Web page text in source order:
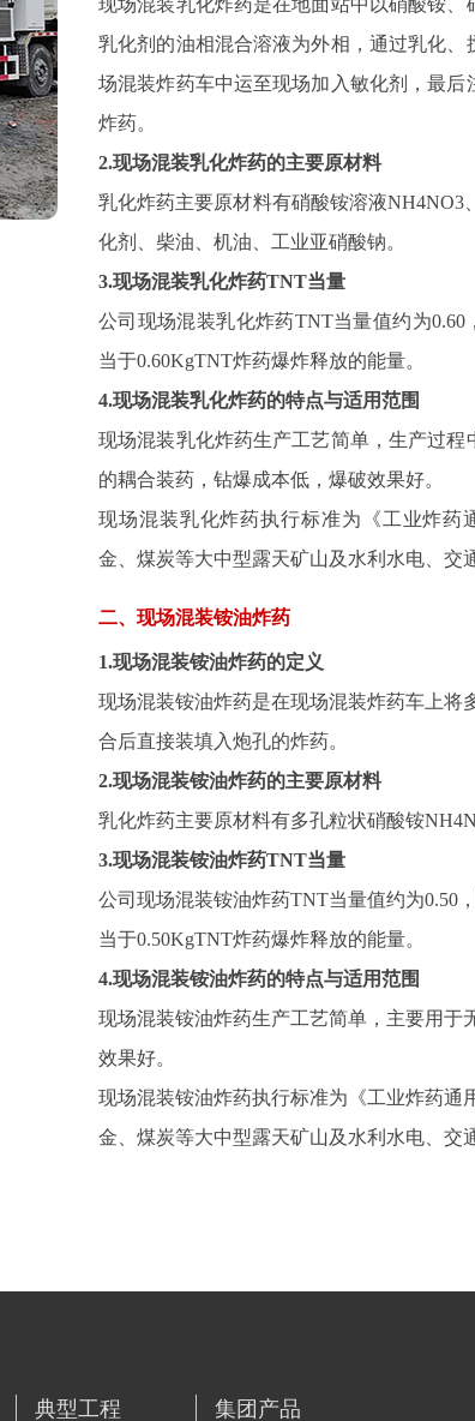
现场混装乳化炸药是在地面站中以硝酸铵、
乳化剂的油相混合溶液为外相，通过乳化
场混装炸药车中运至现场加入敏化剂，最
炸药。
2.现场混装乳化炸药的主要原材料
乳化炸药主要原材料有硝酸铵溶液NH4NO3
化剂、柴油、机油、工业亚硝酸钠。
3.现场混装乳化炸药TNT当量
公司现场混装乳化炸药TNT当量值约为
当于0.60KgTNT炸药爆炸释放的能量。
4.现场混装乳化炸药的特点与适用范围
现场混装乳化炸药生产工艺简单，生产过
的耦合装药，钻爆成本低，爆破效果好。
现场混装乳化炸药执行标准为《工业炸药
金、煤炭等大中型露天矿山及水利水电、交
二、现场混装铵油炸药
1.现场混装铵油炸药的定义
现场混装铵油炸药是在现场混装炸药车上将
合后直接装填入炮孔的炸药。
2.现场混装铵油炸药的主要原材料
乳化炸药主要原材料有多孔粒状硝酸铵
3.现场混装铵油炸药TNT当量
公司现场混装铵油炸药TNT当量值约为0.50
当于0.50KgTNT炸药爆炸释放的能量。
4.现场混装铵油炸药的特点与适用范围
现场混装铵油炸药生产工艺简单，主要用于
效果好。
现场混装铵油炸药执行标准为《工业炸药通
金、煤炭等大中型露天矿山及水利水电、交
集团产品
典型工程